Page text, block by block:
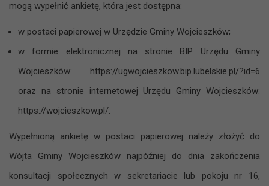
mogą wypełnić ankietę, która jest dostępna:
w postaci papierowej w Urzędzie Gminy Wojcieszków;
w formie elektronicznej na ‍stronie BIP Urzędu Gminy
Wojcieszków: https://ugwojcieszkow.bip.lubelskie.pl/?id=6
oraz na stronie internetowej Urzędu Gminy Wojcieszków:
https://wojcieszkow.pl/.
Wypełnioną ankietę w postaci papierowej należy złożyć do
Wójta Gminy Wojcieszków najpóźniej do dnia zakończenia
konsultacji społecznych w sekretariacie lub pokoju nr 16,